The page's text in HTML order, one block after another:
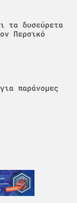
τα δυσεύρετα
Περσικό
παράνομες